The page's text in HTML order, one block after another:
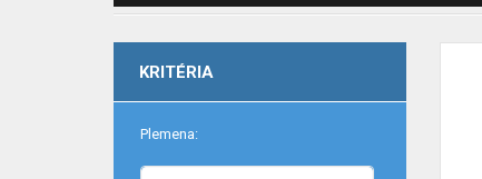
KRITÉRIA
Plemena: